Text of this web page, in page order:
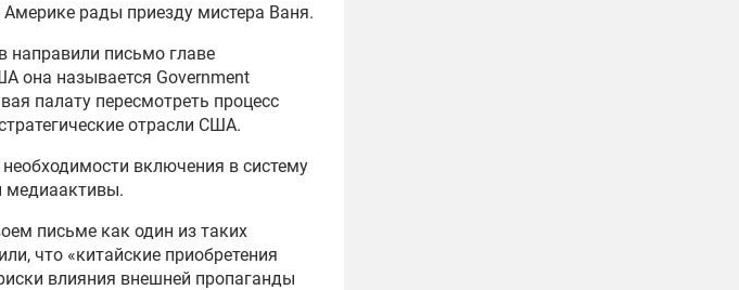
рады приезду мистера Ваня.
направили письмо главе
она называется Government
палату пересмотреть процесс
отрасли США.
включения в систему
медиаактивы.
письме как один из таких
что «китайские приобретения
влияния внешней пропаганды